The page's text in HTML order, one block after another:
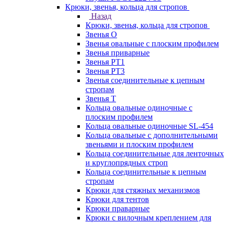
Крюки, звенья, кольца для стропов
Назад
Крюки, звенья, кольца для стропов
Звенья О
Звенья овальные с плоским профилем
Звенья приварные
Звенья РТ1
Звенья РТ3
Звенья соединительные к цепным
стропам
Звенья Т
Кольца овальные одиночные c
плоским профилем
Кольца овальные одиночные SL-454
Кольца овальные с дополнительными
звеньями и плоским профилем
Кольца соединительные для ленточных
и круглопрядных строп
Кольца соединительные к цепным
стропам
Крюки для стяжных механизмов
Крюки для тентов
Крюки праварные
Крюки с вилочным креплением для